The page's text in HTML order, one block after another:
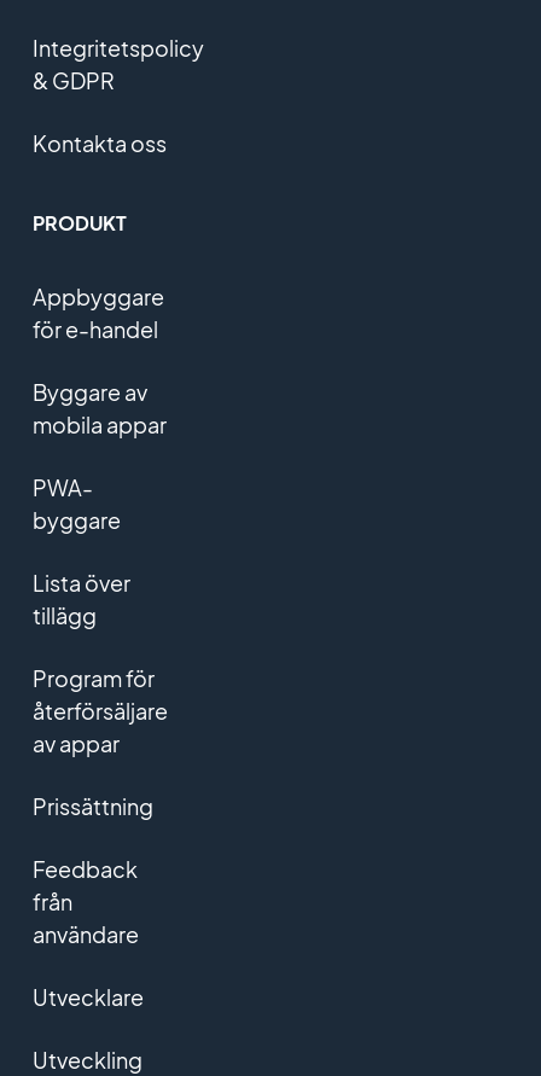
Integritetspolicy
& GDPR
Kontakta oss
PRODUKT
Appbyggare
för e-handel
Byggare av
mobila appar
PWA-
byggare
Lista över
tillägg
Program för
återförsäljare
av appar
Prissättning
Feedback
från
användare
Utvecklare
Utveckling